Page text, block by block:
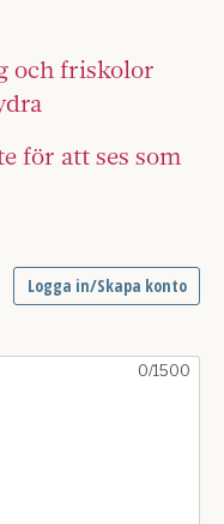
och friskolor
för att ses som